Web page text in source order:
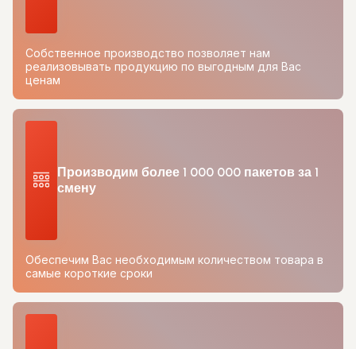
Собственное производство позволяет нам
реализовывать продукцию по выгодным для Вас
ценам
Производим более 1 000 000 пакетов за 1
смену
Обеспечим Вас необходимым количеством товара в
самые короткие сроки